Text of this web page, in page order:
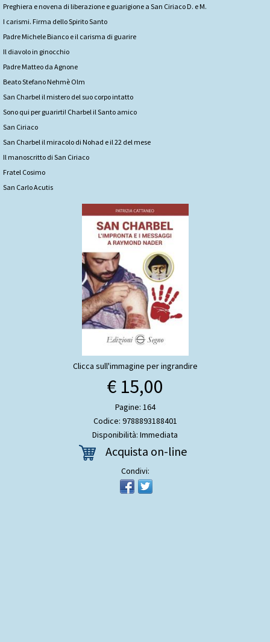
Preghiera e novena di liberazione e guarigione a San Ciriaco D. e M.
I carismi. Firma dello Spirito Santo
Padre Michele Bianco e il carisma di guarire
Il diavolo in ginocchio
Padre Matteo da Agnone
Beato Stefano Nehmè Olm
San Charbel il mistero del suo corpo intatto
Sono qui per guarirti! Charbel il Santo amico
San Ciriaco
San Charbel il miracolo di Nohad e il 22 del mese
Il manoscritto di San Ciriaco
Fratel Cosimo
San Carlo Acutis
Clicca sull'immagine per ingrandire
€ 15,00
Pagine: 164
Codice: 9788893188401
Disponibilità: Immediata
Acquista on-line
Condivi: